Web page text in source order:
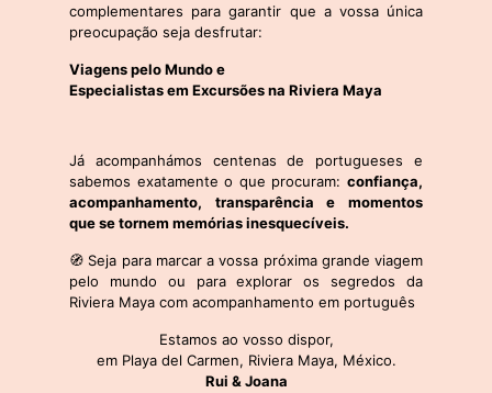
complementares para garantir que a vossa única
preocupação seja desfrutar:
Viagens pelo Mundo e
Especialistas em Excursões na Riviera Maya
Já acompanhámos centenas de portugueses e
sabemos exatamente o que procuram: confiança,
acompanhamento, transparência e momentos
que se tornem memórias inesquecíveis.
🧭 Seja para marcar a vossa próxima grande viagem
pelo mundo ou para explorar os segredos da
Riviera Maya com acompanhamento em português
Estamos ao vosso dispor,
em Playa del Carmen, Riviera Maya, México.
Rui & Joana